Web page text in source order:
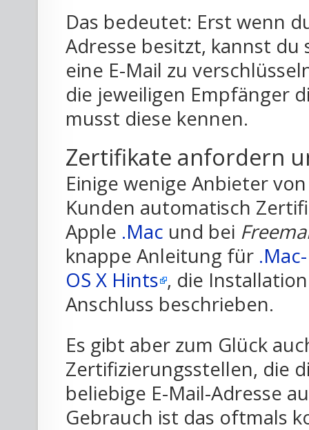
Das bedeutet: Erst wenn
Adresse besitzt, kannst du
eine E-Mail zu
die jeweiligen Empfänger
musst diese kennen.
Zertifikate anfordern
Einige wenige Anbieter
Kunden automatisch
Apple .Mac und bei
knappe Anleitung für
OS X Hints , die
Anschluss beschrieben.
Es gibt aber zum Glück
Zertifizierungsstellen, die
beliebige E-Mail-Adresse
Gebrauch ist das oftmals